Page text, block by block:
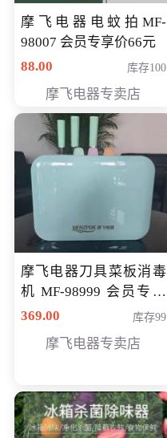
摩飞电器电蚊拍MF-
98007 会员专享价66元
88.00
库存100
摩飞电器专卖店
摩飞电器刀具菜板消毒
机 MF-98999 会员专享
价286元
369.00 库存99
摩飞电器专卖店